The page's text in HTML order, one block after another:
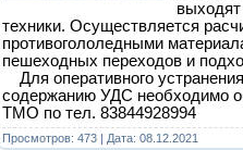
техники. Осуществляется
противогололедными
пешеходных переходов и
Для оперативного
содержанию УДС
ТМО по тел. 83844928994
Просмотров: 473 | Дата: 08.12.2021